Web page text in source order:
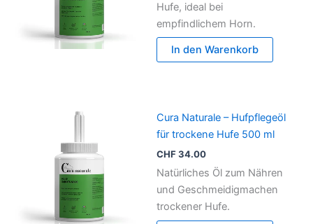
Hufe, ideal bei
empfindlichem Horn.
In den Warenkorb
Cura Naturale – Hufpflegeöl
für trockene Hufe 500 ml
CHF34.00
Natürliches Öl zum Nähren
und Geschmeidigmachen
trockener Hufe.